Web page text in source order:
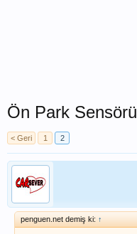
Ön Park Sensörü
< Geri 1 2
penguen.net demiş ki: ↑